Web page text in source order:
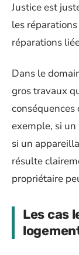
Justice est
les
réparations
Dans le
gros travaux
conséquences
exemple, si un
si un
résulte
propriétaire
Les cas